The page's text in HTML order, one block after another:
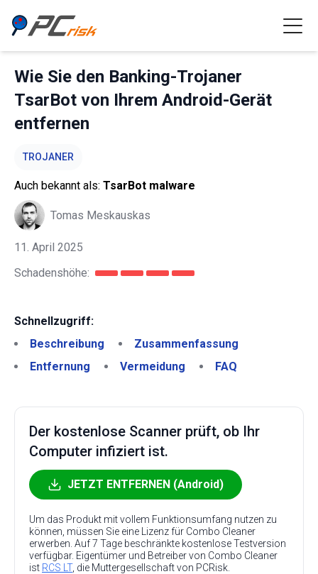
Wie Sie den Banking-Trojaner
TsarBot von Ihrem Android-Gerät
entfernen
TROJANER
Auch bekannt als: TsarBot malware
Tomas Meskauskas
11. April 2025
Schadenshöhe:
Schnellzugriff:
Beschreibung
Zusammenfassung
Entfernung
Vermeidung FAQ
Der kostenlose Scanner prüft, ob Ihr
Computer infiziert ist.
JETZT ENTFERNEN (Android)
Um das Produkt mit vollem Funktionsumfang nutzen zu
können, müssen Sie eine Lizenz für Combo Cleaner
erwerben. Auf 7 Tage beschränkte kostenlose Testversion
verfügbar. Eigentümer und Betreiber von Combo Cleaner
ist RCS LT, die Muttergesellschaft von PCRisk.